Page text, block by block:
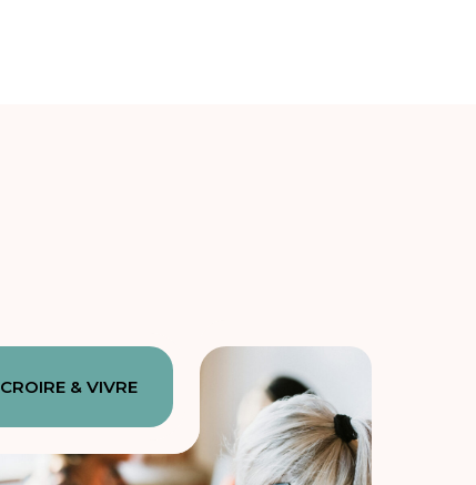
CROIRE & VIVRE